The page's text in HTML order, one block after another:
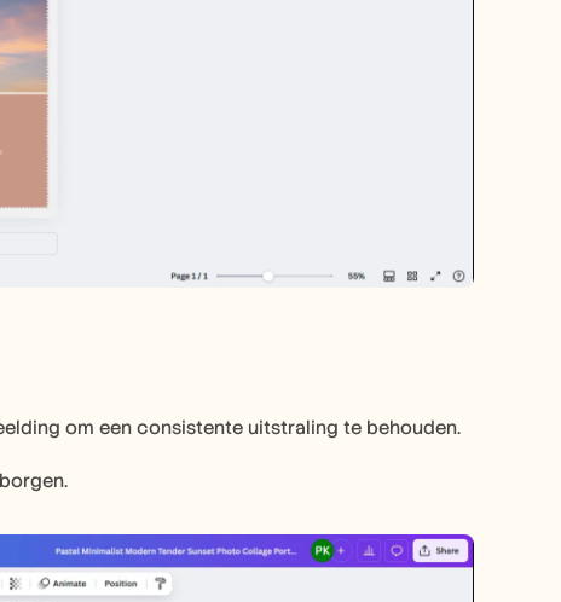
om een consistente uitstraling te behouden.